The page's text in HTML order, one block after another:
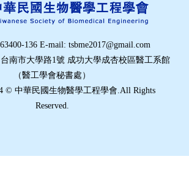
136 E-mail: tsbme2017@gmail.com
南市大學路1號 成功大學成杏校區醫工系館
（醫工學會秘書處）
© 中華民國生物醫學工程學會.All Rights
Reserved.